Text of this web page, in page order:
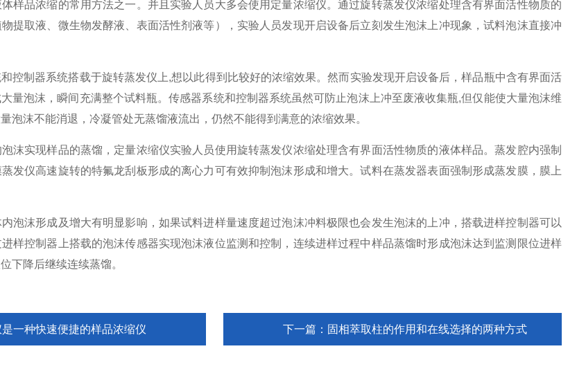
品浓缩的常用方法之一。并且实验人员大多会使用定量浓缩仪。通过旋转蒸发仪浓缩处理含有界面活性物质的
提取液、微生物发酵液、表面活性剂液等），实验人员发现开启设备后立刻发生泡沫上冲现象，试料泡沫直接冲
制器系统搭载于旋转蒸发仪上,想以此得到比较好的浓缩效果。然而实验发现开启设备后，样品瓶中含有界面活
量泡沫，瞬间充满整个试料瓶。传感器系统和控制器系统虽然可防止泡沫上冲至废液收集瓶,但仅能使大量泡沫维
泡沫不能消退，冷凝管处无蒸馏液流出，仍然不能得到满意的浓缩效果。
实现样品的蒸馏，定量浓缩仪实验人员使用旋转蒸发仪浓缩处理含有界面活性物质的液体样品。蒸发腔内强制
发仪高速旋转的特氟龙刮板形成的离心力可有效抑制泡沫形成和增大。试料在蒸发器表面强制形成蒸发膜，膜上
沫形成及增大有明显影响，如果试料进样量速度超过泡沫冲料极限也会发生泡沫的上冲，搭载进样控制器可以
样控制器上搭载的泡沫传感器实现泡沫液位监测和控制，连续进样过程中样品蒸馏时形成泡沫达到监测限位进样
下降后继续连续蒸馏。
一种快速便捷的样品浓缩仪 下一篇： 固相萃取柱的作用和在线选择的两种方式